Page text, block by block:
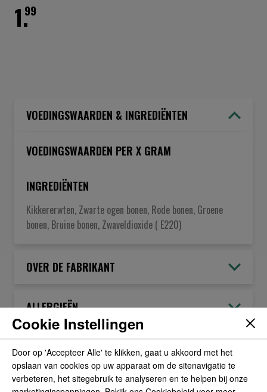
99
1.
VOEDINGSWAARDEN & INGREDIËNTEN
VOEDINGSWAARDEN PER X GRAM
INGREDIËNTEN
Kikkererwten, Zwarte ogen bonen, Rode bonen, Groene
bonen, Bruine bonen, Zwaveldioxide ( E220)
OVER DE FABRIKANT
ALLERGIEËN
OVERIGE INFORMATIE
Cookie Instellingen
Door op 'Accepteer Alle' te klikken, gaat u akkoord met het
opslaan van cookies op uw apparaat om de sitenavigatie te
verbeteren, het sitegebruik te analyseren en te helpen bij onze